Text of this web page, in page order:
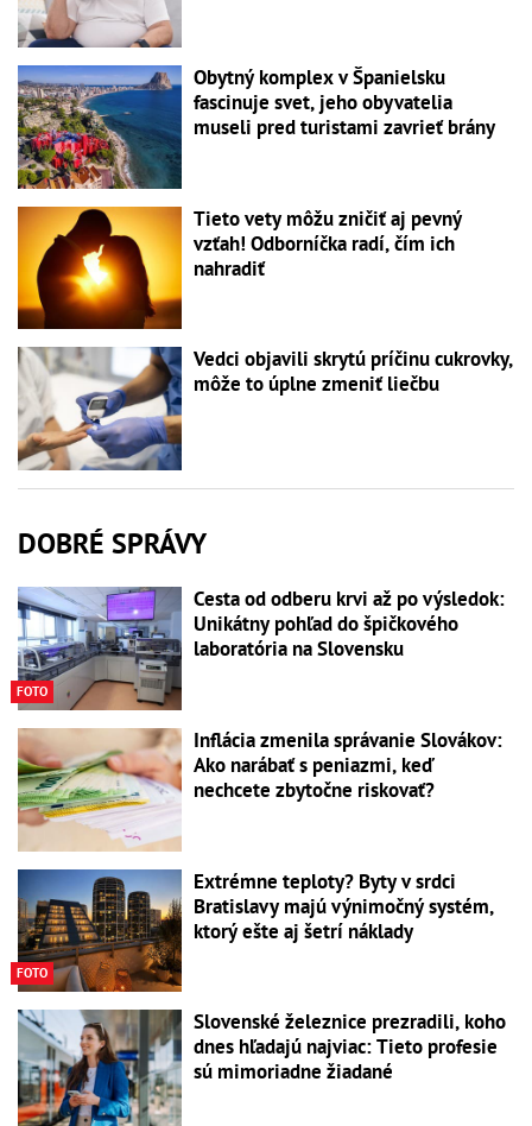
Obytný komplex v Španielsku
fascinuje svet, jeho obyvatelia
museli pred turistami zavrieť brány
Tieto vety môžu zničiť aj pevný
vzťah! Odborníčka radí, čím ich
nahradiť
Vedci objavili skrytú príčinu cukrovky,
môže to úplne zmeniť liečbu
DOBRÉ SPRÁVY
FOTO
Cesta od odberu krvi až po výsledok:
Unikátny pohľad do špičkového
laboratória na Slovensku
Inflácia zmenila správanie Slovákov:
Ako narábať s peniazmi, keď
nechcete zbytočne riskovať?
FOTO
Extrémne teploty? Byty v srdci
Bratislavy majú výnimočný systém,
ktorý ešte aj šetrí náklady
Slovenské železnice prezradili, koho
dnes hľadajú najviac: Tieto profesie
sú mimoriadne žiadané